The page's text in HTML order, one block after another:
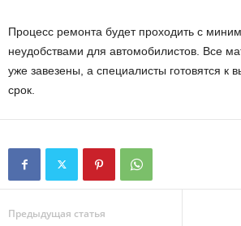
Процесс ремонта будет проходить с
неудобствами для автомобилистов. Все
уже завезены, а специалисты готовятся к
срок.
Предыдущая статья